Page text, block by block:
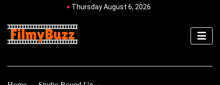
Thursday August 6, 2026